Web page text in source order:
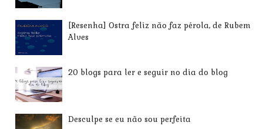
[Resenha] Ostra feliz não faz pérola, de Rubem
Alves
20 blogs para ler e seguir no dia do blog
Desculpe se eu não sou perfeita